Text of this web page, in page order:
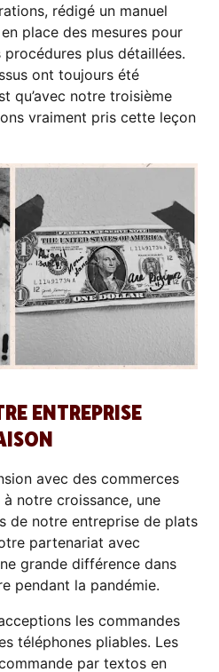
rédigé un manuel
place des mesures pour
plus détaillées.
ont toujours été
qu’avec notre troisième
vraiment pris cette leçon
ENTREPRISE
avec des commerces
notre croissance, une
de notre entreprise de plats
partenariat avec
grande différence dans
pendant la pandémie.
les commandes
téléphones pliables. Les
par textos en